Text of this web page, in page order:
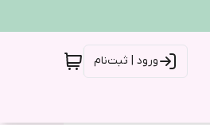
ورود | ثبت‌نام